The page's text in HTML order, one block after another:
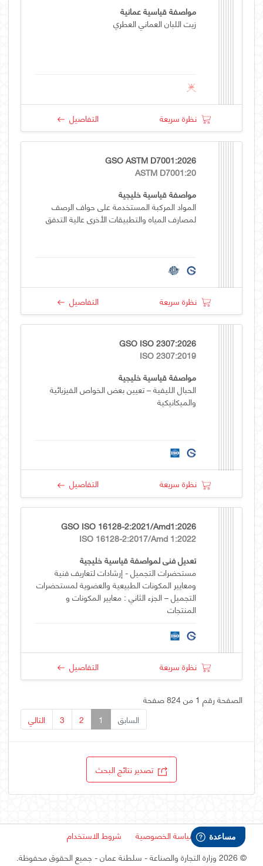
مواصفة قياسية عمانية
زيت اللبان العماني العطري
نظرة سريعة التفاصيل
GSO ASTM D7001:2026
ASTM D7001:20
مواصفة قياسية خليجية
المواد المركبة المستخدمة على حواف الرصف
لمصارف المياه والتطبيقات الأخرى عالية التدفق
نظرة سريعة التفاصيل
GSO ISO 2307:2026
ISO 2307:2019
مواصفة قياسية خليجية
الحبال الليفية – تعيين بعض الخواص الفيزيائية
والميكانيكية
نظرة سريعة التفاصيل
GSO ISO 16128-2:2021/Amd1:2026
ISO 16128-2:2017/Amd 1:2022
تعديل فني لمواصفة قياسية خليجية
مستحضرات التجميل - إرشادات لتعاريف فنية
ومعايير المكونات الطبيعية والعضوية لمستحضرات
التجميل – الجزء الثاني : معايير المكونات و
المنتجات
نظرة سريعة التفاصيل
الصفحة رقم 1 من 824 صفحة
السابق
1
2
3 التالي
تصدير نتائج البحث
سياسة الخصوصية
شروط الاستخدام
©2026 وزارة التجارة والصناعة - سلطنة عمان - جميع الحقوق محفوظة.